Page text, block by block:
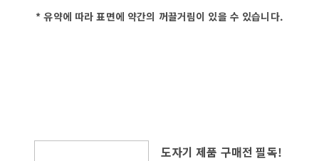
* 유약에 따라 표면에 약간의 꺼끌거림이 있을 수 있습니다.
도자기 제품 구매전 필독!